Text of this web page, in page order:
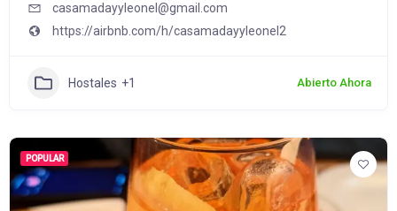
casamadayyleonel@gmail.com
https://airbnb.com/h/casamadayyleonel2
Hostales +1 Abierto Ahora
POPULAR